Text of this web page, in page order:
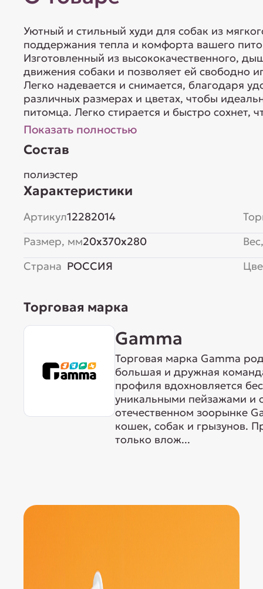
Уютный и стильный худи для собак из
поддержания тепла и комфорта вашего
Изготовленный из высококачественного,
движения собаки и позволяет ей свободно
Легко надевается и снимается, благодаря
различных размерах и цветах, чтобы
питомца. Легко стирается и быстро сохнет,
Показать полностью
Состав
полиэстер
Характеристики
Артикул12282014
Размер, мм20x370x280
Страна РОССИЯ
Торговая марка
Gamma
Торговая марка Gamma
большая и дружная
профиля вдохновляется
уникальными пейзажами и
отечественном зоорынке
кошек, собак и грызунов.
только влож...